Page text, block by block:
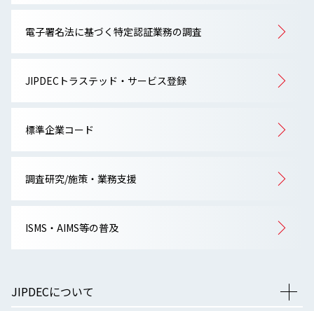
電子署名法に基づく特定認証業務の調査
JIPDECトラステッド・サービス登録
標準企業コード
調査研究/施策・業務支援
ISMS・AIMS等の普及
JIPDECについて